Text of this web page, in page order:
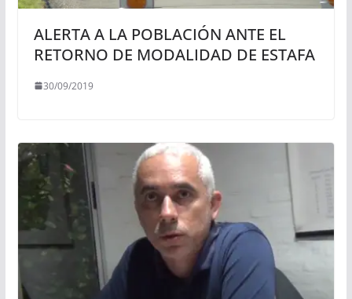
ALERTA A LA POBLACIÓN ANTE EL
RETORNO DE MODALIDAD DE ESTAFA
30/09/2019